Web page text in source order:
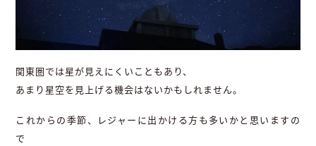
関東圏では星が見えにくいこともあり、
あまり星空を見上げる機会はないかもしれません。
これからの季節、レジャーに出かける方も多いかと思いますの
で